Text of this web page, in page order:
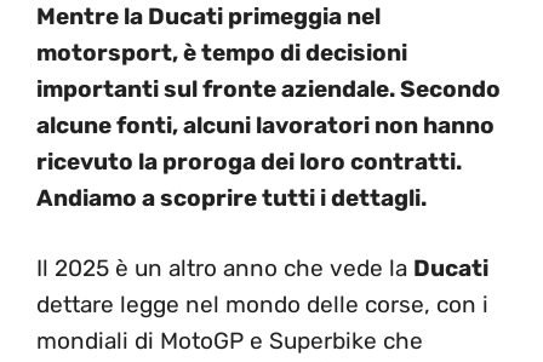
Mentre la Ducati primeggia nel
motorsport, è tempo di decisioni
importanti sul fronte aziendale. Secondo
alcune fonti, alcuni lavoratori non hanno
ricevuto la proroga dei loro contratti.
Andiamo a scoprire tutti i dettagli.
Il 2025 è un altro anno che vede la Ducati
dettare legge nel mondo delle corse, con i
mondiali di MotoGP e Superbike che